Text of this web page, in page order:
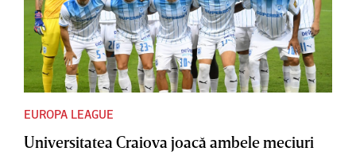
EUROPA LEAGUE
Universitatea Craiova joacă ambele meciuri